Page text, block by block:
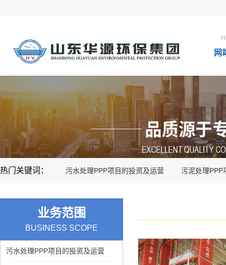
网
热门关键词： 污水处理PPP项目的投资及运营 污泥处理PPP
业务范围
BUSINESS SCOPE
污水处理PPP项目的投资及运营